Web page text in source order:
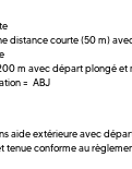
distance courte (50 m)
m avec départ plongé
= ABJ
aide extérieure avec
tenue conforme au